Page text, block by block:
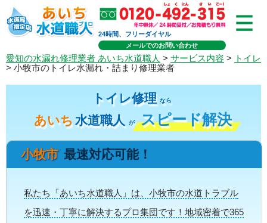
24時間、フリーダイヤル
メールでのお問い合わせ
愛知の水漏れ修理業者 あいち水道職人 > サービス内容 >
トイレ
> 小牧市のトイレ水漏れ・詰まり修理業者
トイレ修理 なら
あいち水道職人 が スピード解決
小牧市 最速対応可能！
私たち「あいち水道職人」は、小牧市の水道トラブル
を迅速・丁寧に解決するプロ集団です！地域密着で365